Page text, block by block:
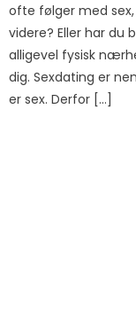
ofte følger med
videre? Eller har du
alligevel fysisk
dig. Sexdating er
er sex. Derfor […]